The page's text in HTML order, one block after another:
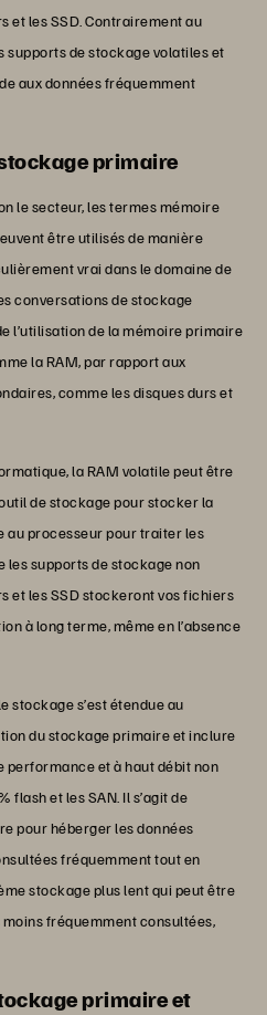
et les SSD. Contrairement au
de stockage volatiles et
aux données fréquemment
primaire
le secteur, les termes mémoire
être utilisés de manière
vrai dans le domaine de
conversations de stockage
l’utilisation de la mémoire primaire
la RAM, par rapport aux
comme les disques durs et
la RAM volatile peut être
de stockage pour stocker la
processeur pour traiter les
supports de stockage non
et les SSD stockeront vos fichiers
à long terme, même en l’absence
stockage s’est étendue au
du stockage primaire et inclure
performance et à haut débit non
flash et les SAN. Il s’agit de
pour héberger les données
fréquemment tout en
stockage plus lent qui peut être
fréquemment consultées,
primaire et